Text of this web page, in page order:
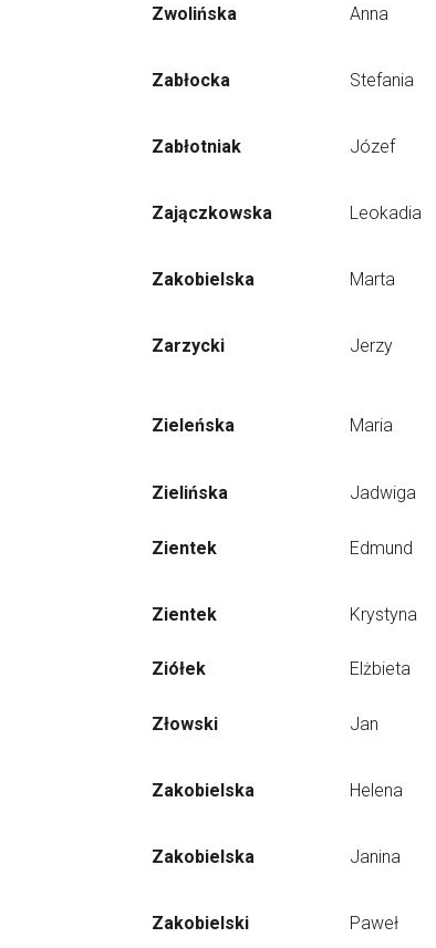
Zwolińska Anna
Zabłocka Stefania
Zabłotniak Józef
Zajączkowska Leokadia
Zakobielska Marta
Zarzycki Jerzy
Zieleńska Maria
Zielińska
Jadwiga
Zientek Edmund
Zientek Krystyna
Ziółek Elżbieta
Złowski Jan
Zakobielska Helena
Zakobielska Janina
Zakobielski Paweł